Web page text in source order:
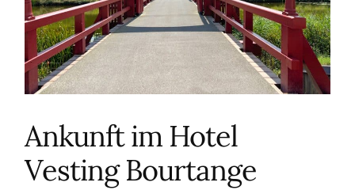
Ankunft im Hotel
Vesting Bourtange